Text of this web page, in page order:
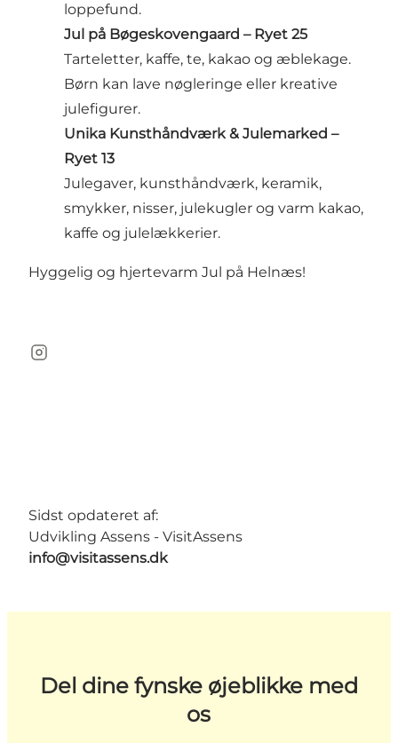
loppefund.
Jul på Bøgeskovengaard – Ryet 25
Tarteletter, kaffe, te, kakao og æblekage.
Børn kan lave nøgleringe eller kreative
julefigurer.
Unika Kunsthåndværk & Julemarked –
Ryet 13
Julegaver, kunsthåndværk, keramik,
smykker, nisser, julekugler og varm kakao,
kaffe og julelækkerier.
Hyggelig og hjertevarm Jul på Helnæs!
Instagram
Sidst opdateret af:
Udvikling Assens - VisitAssens
info@visitassens.dk
Del dine fynske øjeblikke med
os